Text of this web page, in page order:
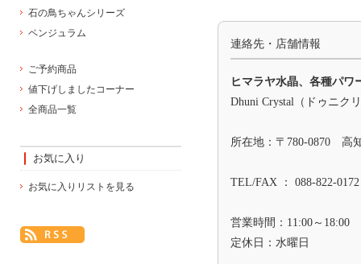
連絡先・店舗情報
ヒマラヤ水晶、各種パ
Dhuni Crystal（ドゥニク
所在地：〒780-0870 高
TEL/FAX ： 088-822-0172
営業時間：11:00～18:00
定休日：水曜日
石の鳥ちゃんシリーズ
ペンジュラム
ご予約商品
値下げしましたコーナー
全商品一覧
お気に入り
お気に入りリストを見る